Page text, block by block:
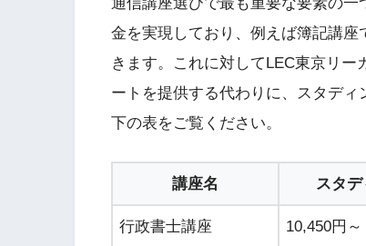
通信講座選びで最も重要な要素の
金を実現しており、例えば簿記講
きます。これに対してLEC東京リ
ートを提供する代わりに、スタデ
下の表をご覧ください。
講座名 スタ
行政書士講座 10,450円～